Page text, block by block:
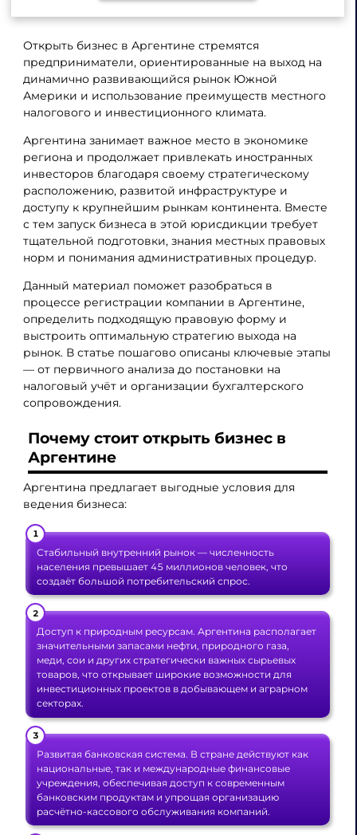
Открыть бизнес в Аргентине стремятся
предприниматели, ориентированные на выход на
динамично развивающийся рынок Южной
Америки и использование преимуществ местного
налогового и инвестиционного климата.
Аргентина занимает важное место в экономике
региона и продолжает привлекать иностранных
инвесторов благодаря своему стратегическому
расположению, развитой инфраструктуре и
доступу к крупнейшим рынкам континента. Вместе
с тем запуск бизнеса в этой юрисдикции требует
тщательной подготовки, знания местных правовых
норм и понимания административных процедур.
Данный материал поможет разобраться в
процессе регистрации компании в Аргентине,
определить подходящую правовую форму и
выстроить оптимальную стратегию выхода на
рынок. В статье пошагово описаны ключевые этапы
— от первичного анализа до постановки на
налоговый учёт и организации бухгалтерского
сопровождения.
Почему стоит открыть бизнес в
Аргентине
Аргентина предлагает выгодные условия для
ведения бизнеса:
Стабильный внутренний рынок — численность
населения превышает 45 миллионов человек, что
создаёт большой потребительский спрос.
Доступ к природным ресурсам. Аргентина располагает
значительными запасами нефти, природного газа,
меди, сои и других стратегически важных сырьевых
товаров, что открывает широкие возможности для
инвестиционных проектов в добывающем и аграрном
секторах.
Развитая банковская система. В стране действуют как
национальные, так и международные финансовые
учреждения, обеспечивая доступ к современным
банковским продуктам и упрощая организацию
расчётно-кассового обслуживания компаний.